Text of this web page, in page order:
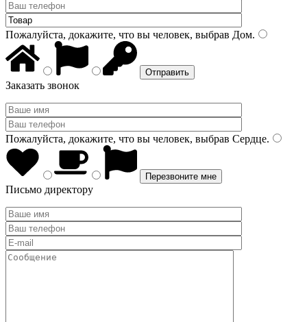
Пожалуйста, докажите, что вы человек, выбрав Дом.
Заказать звонок
Пожалуйста, докажите, что вы человек, выбрав Сердце.
Письмо директору